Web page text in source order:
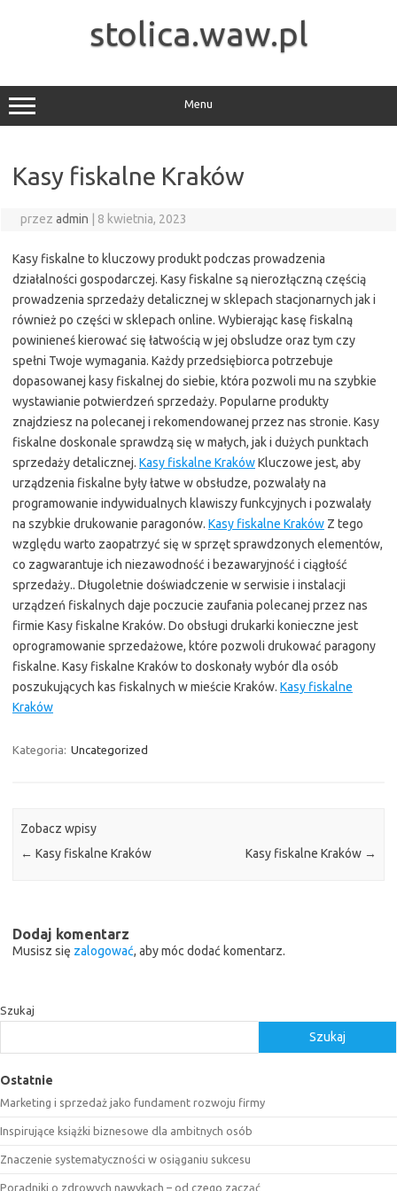
stolica.waw.pl
Menu
Kasy fiskalne Kraków
przez admin 8 kwietnia, 2023
Kasy fiskalne to kluczowy produkt podczas prowadzenia
działalności gospodarczej. Kasy fiskalne są nierozłączną częścią
prowadzenia sprzedaży detalicznej w sklepach stacjonarnych jak i
również po części w sklepach online. Wybierając kasę fiskalną
powinieneś kierować się łatwością w jej obsludze oraz tym czy
spełni Twoje wymagania. Każdy przedsiębiorca potrzebuje
dopasowanej kasy fiskalnej do siebie, która pozwoli mu na szybkie
wystawianie potwierdzeń sprzedaży. Popularne produkty
znajdziesz na polecanej i rekomendowanej przez nas stronie. Kasy
fiskalne doskonale sprawdzą się w małych, jak i dużych punktach
sprzedaży detalicznej. Kasy fiskalne KrakówKluczowe jest, aby
urządzenia fiskalne były łatwe w obsłudze, pozwalały na
programowanie indywidualnych klawiszy funkcyjnych i pozwalały
na szybkie drukowanie paragonów. Kasy fiskalne Kraków Z tego
względu warto zaopatrzyć się w sprzęt sprawdzonych elementów,
co zagwarantuje ich niezawodność i bezawaryjność i ciągłość
sprzedaży.. Długoletnie doświadczenie w serwisie i instalacji
urządzeń fiskalnych daje poczucie zaufania polecanej przez nas
firmie Kasy fiskalne Kraków. Do obsługi drukarki konieczne jest
oprogramowanie sprzedażowe, które pozwoli drukować paragony
fiskalne. Kasy fiskalne Kraków to doskonały wybór dla osób
poszukujących kas fiskalnych w mieście Kraków. Kasy fiskalne
Kraków
Kategoria: Uncategorized
Zobacz wpisy
← Kasy fiskalne Kraków Kasy fiskalne Kraków →
Dodaj komentarz
Musisz się zalogować, aby móc dodać komentarz.
Szukaj
Szukaj
Ostatnie
Marketing i sprzedaż jako fundament rozwoju firmy
Inspirujące książki biznesowe dla ambitnych osób
Znaczenie systematyczności w osiąganiu sukcesu
Poradniki o zdrowych nawykach – od czego zacząć